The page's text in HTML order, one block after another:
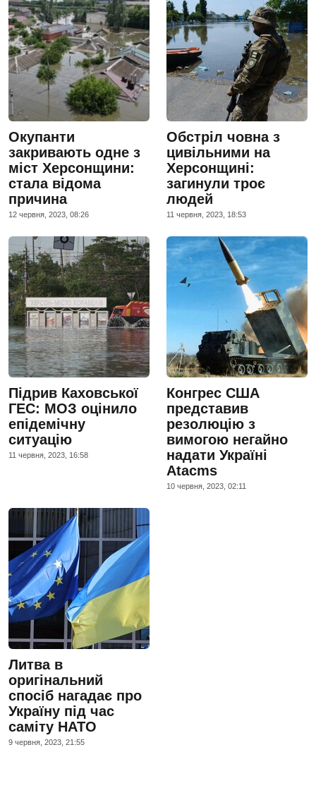
Окупанти
закривають одне з
міст Херсонщини:
стала відома
причина
12 червня, 2023, 08:26
Обстріл човна з
цивільними на
Херсонщині:
загинули троє
людей
11 червня, 2023, 18:53
Підрив Каховської
ГЕС: МОЗ оцінило
епідемічну
ситуацію
11 червня, 2023, 16:58
Конгрес США
представив
резолюцію з
вимогою негайно
надати Україні
Atacms
10 червня, 2023, 02:11
Литва в
оригінальний
спосіб нагадає про
Україну під час
саміту НАТО
9 червня, 2023, 21:55